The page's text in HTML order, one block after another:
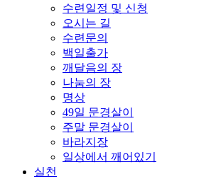
수련일정 및 신청
오시는 길
수련문의
백일출가
깨달음의 장
나눔의 장
명상
49일 문경살이
주말 문경살이
바라지장
일상에서 깨어있기
실천